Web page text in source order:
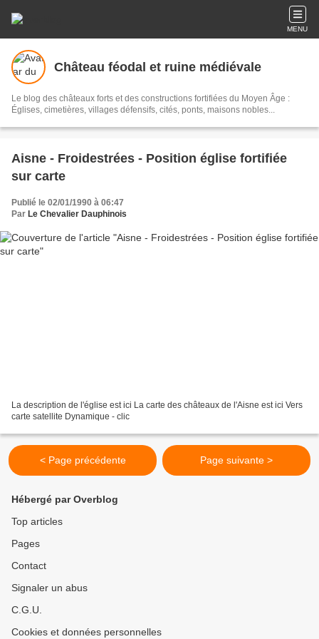
MENU
Château féodal et ruine médiévale
Le blog des châteaux forts et des constructions fortifiées du Moyen Âge :
Églises, cimetières, villages défensifs, cités, ponts, maisons nobles...
Aisne - Froidestrées - Position église fortifiée
sur carte
Publié le 02/01/1990 à 06:47
Par Le Chevalier Dauphinois
La description de l'église est ici La carte des châteaux de l'Aisne est ici Vers
carte satellite Dynamique - clic
< Page précédente Page suivante >
Hébergé par Overblog
Top articles
Pages
Contact
Signaler un abus
C.G.U.
Cookies et données personnelles